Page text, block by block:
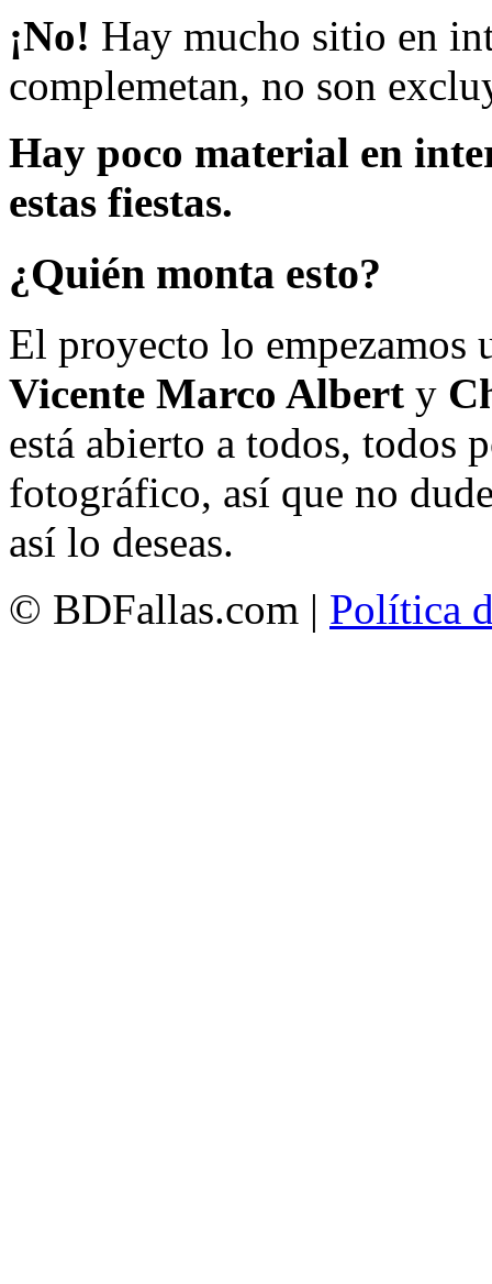
¡No! Hay mucho sitio en
complemetan, no son
Hay poco material en
estas fiestas.
¿Quién monta esto?
El proyecto lo empezamos
Vicente Marco Albert y
está abierto a todos, todos
fotográfico, así que no
así lo deseas.
© BDFallas.com | Política